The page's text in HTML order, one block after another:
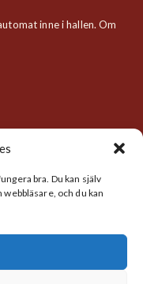
bra. Du kan själv
och du kan
inne i hallen. Om